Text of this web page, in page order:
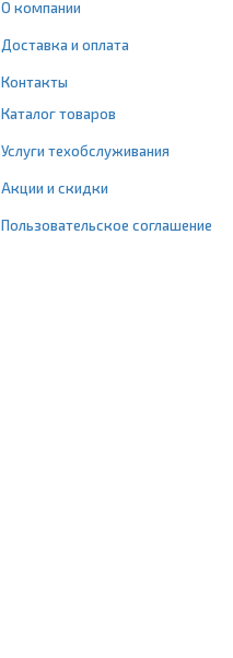
О компании
Доставка и оплата
Контакты
Каталог товаров
Услуги техобслуживания
Акции и скидки
Пользовательское соглашение